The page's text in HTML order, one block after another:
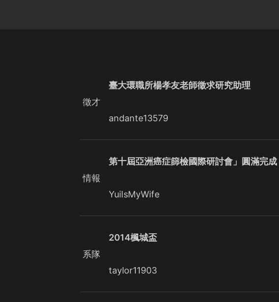
徵才
臺大環職所楊孝友老師徵求研究助理
andante13579
情報
第十屆亞洲癌症篩檢國際研討會」圓滿完成
YuiIsMyWife
系隊
2014楓城盃
taylor11903